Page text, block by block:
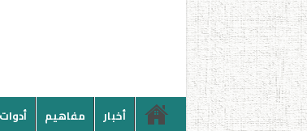
أخبار مفاهيم أدوات